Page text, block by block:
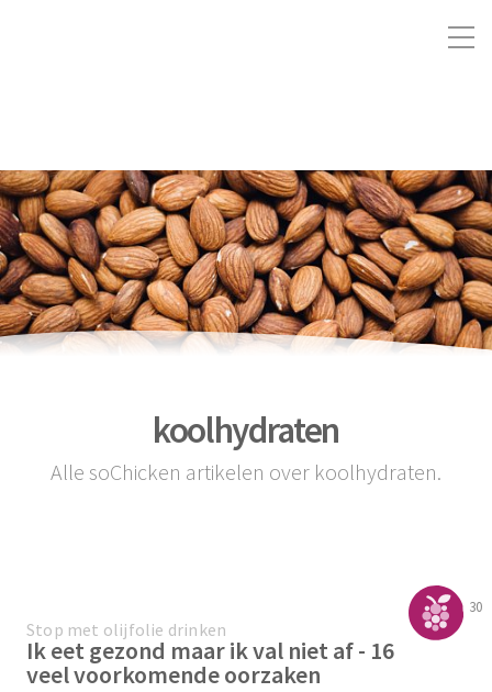
koolhydraten
Alle soChicken artikelen over koolhydraten.
30
Stop met olijfolie drinken
Ik eet gezond maar ik val niet af - 16
veel voorkomende oorzaken